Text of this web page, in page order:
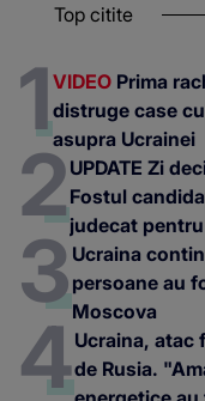
Top citite
VIDEO Prima
distruge case
asupra Ucrainei
UPDATE Zi
Fostul
judecat
Ucraina
persoane au
Moscova
Ucraina, atac
de Rusia.